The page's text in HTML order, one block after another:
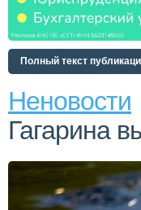
Полный текст
Неновости
Гагарина